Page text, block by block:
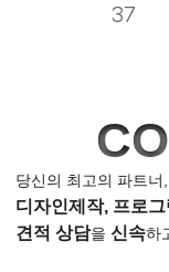
37
당신의 최고의 파트너
디자인제작, 프로
견적 상담을 신속하